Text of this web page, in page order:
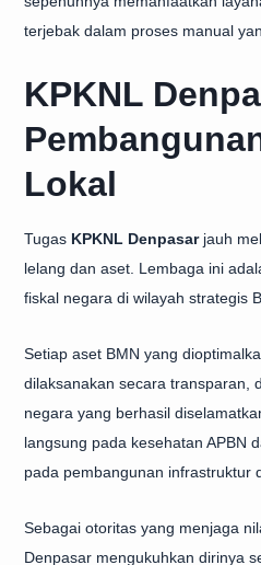
terjebak dalam proses manual
KPKNL
Lokal
Tugas KPKNL Denpasarjauh
lelang dan aset. Lembaga ini
fiskal negara di wilayah strategis
Setiap aset BMN yang
dilaksanakan secara transparan,
negara yang berhasil
langsung pada kesehatan APBN
pada pembangunan infrastruktur
Sebagai otoritas yang menjaga
Denpasar mengukuhkan dirinya